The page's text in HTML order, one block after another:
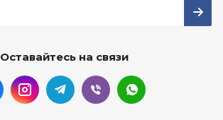
Оставайтесь на связи